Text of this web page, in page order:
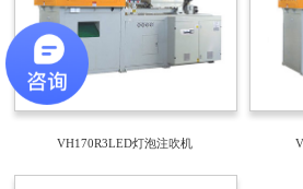
VH170R3LED灯泡注吹机